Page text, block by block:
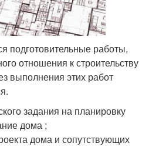
подготовительные работы,
отношения к строительству
выполнения этих работ
задания на планировку
дома ;
дома и сопутствующих